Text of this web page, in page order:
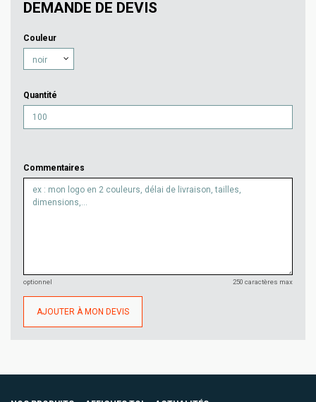
DEMANDE DE DEVIS
Couleur
Quantité
Commentaires
optionnel 250 caractères max
AJOUTER À MON DEVIS